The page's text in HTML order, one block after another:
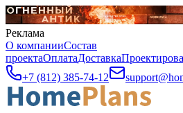
Реклама
О компанииСостав
проектаОплатаДоставка
+7 (812) 385-74-12